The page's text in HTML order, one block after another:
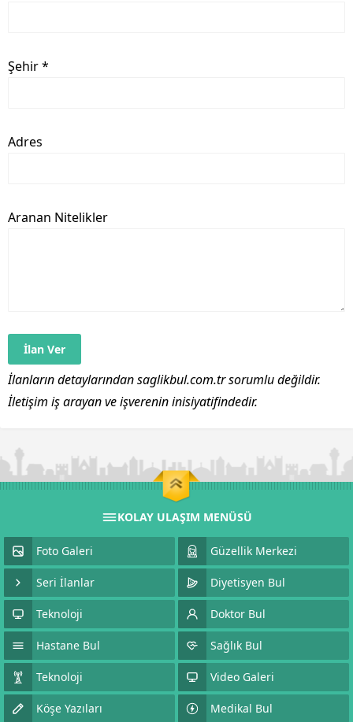
Şehir *
Adres
Aranan Nitelikler
İlanların detaylarından saglikbul.com.tr sorumlu değildir.
İletişim iş arayan ve işverenin inisiyatifindedir.
KOLAY ULAŞIM MENÜSÜ
Foto Galeri Güzellik Merkezi
Seri İlanlar Diyetisyen Bul
Teknoloji Doktor Bul
Hastane Bul Sağlık Bul
Teknoloji Video Galeri
Köşe Yazıları Medikal Bul